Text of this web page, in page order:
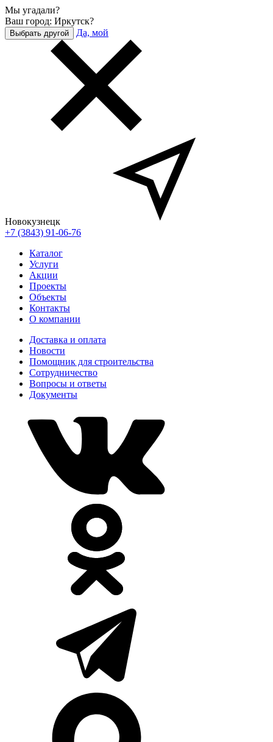
Мы угадали?
Ваш город: Иркутск?
Выбрать другой Да, мой
Новокузнецк
+7 (3843) 91-06-76
Каталог
Услуги
Акции
Проекты
Объекты
Контакты
О компании
Доставка и оплата
Новости
Помощник для строительства
Сотрудничество
Вопросы и ответы
Документы